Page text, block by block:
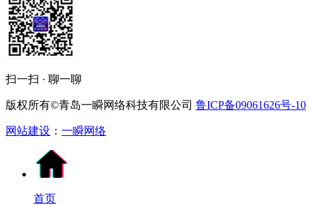
扫一扫 · 聊一聊
版权所有©青岛一瞬网络科技有限公司 鲁ICP备09061626号-10
网站建设 ： 一瞬网络
首页